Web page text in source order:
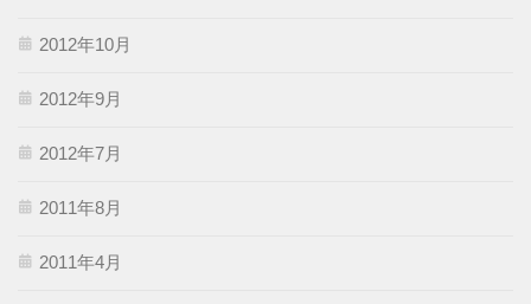
2012年10月
2012年9月
2012年7月
2011年8月
2011年4月